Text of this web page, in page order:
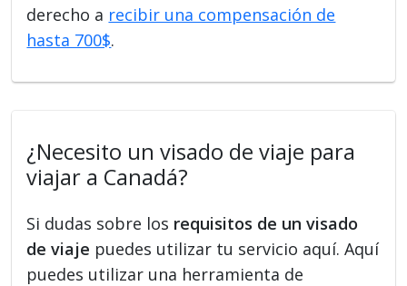
derecho a recibir una compensación de
hasta 700$.
¿Necesito un visado de viaje para
viajar a Canadá?
Si dudas sobre los requisitos de un visado
de viaje puedes utilizar tu servicio aquí. Aquí
puedes utilizar una herramienta de